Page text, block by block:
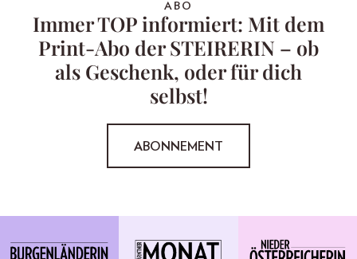
ABO
Immer TOP informiert: Mit dem
Print-Abo der STEIRERIN – ob
als Geschenk, oder für dich
selbst!
ABONNEMENT